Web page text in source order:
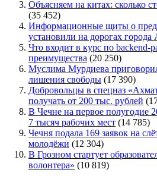
Объясняем на китах: сколько
(35 452)
Информационные щиты о
установили на дорогах города
Что входит в курс по backend-
преимущества (20 250)
Муслима Мурдиева
лишения свободы (17 390)
Добровольцы в спецназ
получать от 200 тыс. рублей
В Чечне на первое полугодие
7 тысяч рабочих мест (14 785)
Чечня подала 169 заявок на
молодёжи (12 304)
В Грозном стартует
волонтера» (10 819)